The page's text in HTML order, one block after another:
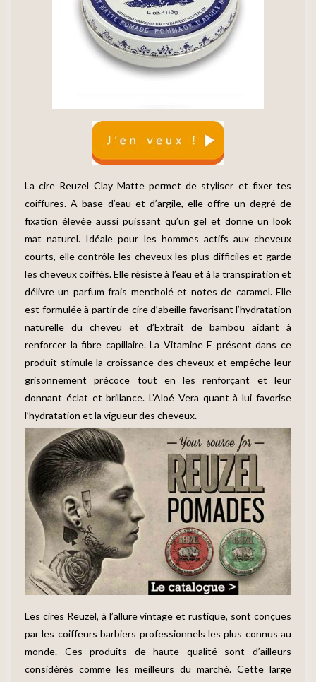
La cire Reuzel Clay Matte permet de styliser et fixer tes
coiffures. A base d’eau et d’argile, elle offre un degré de
fixation élevée aussi puissant qu’un gel et donne un look
mat naturel. Idéale pour les hommes actifs aux cheveux
courts, elle contrôle les cheveux les plus difficiles et garde
les cheveux coiffés. Elle résiste à l’eau et à la transpiration et
délivre un parfum frais mentholé et notes de caramel. Elle
est formulée à partir de cire d’abeille favorisant l’hydratation
naturelle du cheveu et d’Extrait de bambou aidant à
renforcer la fibre capillaire. La Vitamine E présent dans ce
produit stimule la croissance des cheveux et empêche leur
grisonnement précoce tout en les renforçant et leur
donnant éclat et brillance. L’Aloé Vera quant à lui favorise
l’hydratation et la vigueur des cheveux.
Les cires Reuzel, à l’allure vintage et rustique, sont conçues
par les coiffeurs barbiers professionnels les plus connus au
monde. Ces produits de haute qualité sont d’ailleurs
considérés comme les meilleurs du marché. Cette large